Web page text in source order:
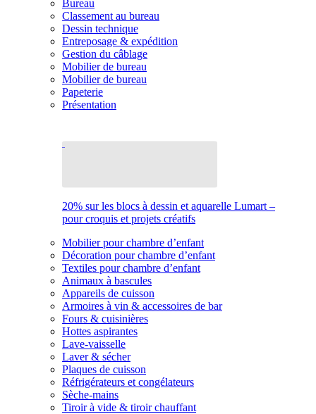
Bureau
Classement au bureau
Dessin technique
Entreposage & expédition
Gestion du câblage
Mobilier de bureau
Mobilier de bureau
Papeterie
Présentation
20% sur les blocs à dessin et aquarelle Lumart –
pour croquis et projets créatifs
Mobilier pour chambre d’enfant
Décoration pour chambre d’enfant
Textiles pour chambre d’enfant
Animaux à bascules
Appareils de cuisson
Armoires à vin & accessoires de bar
Fours & cuisinières
Hottes aspirantes
Lave-vaisselle
Laver & sécher
Plaques de cuisson
Réfrigérateurs et congélateurs
Sèche-mains
Tiroir à vide & tiroir chauffant